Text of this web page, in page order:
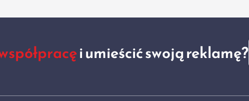
i umieścić swoją reklamę?